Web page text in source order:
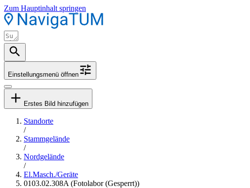
Zum Hauptinhalt springen
Einstellungsmenü öffnen
Erstes Bild hinzufügen
Standorte
/
Stammgelände
/
Nordgelände
/
El.Masch./Geräte
0103.02.308A (Fotolabor (Gesperrt))